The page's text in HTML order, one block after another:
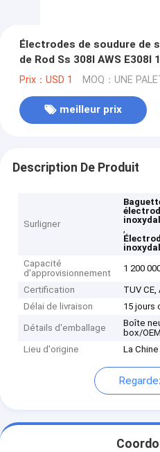
Électrodes de soudure de
de Rod Ss 308l AWS E308l
Prix：USD 1 MOQ：UNE
meilleur prix
Description De Produit
Surligner
,
Capacité
d'approvisionnement
1 200
Certification
TUV CE,
Délai de livraison
15 jours
Détails d'emballage
Boîte
box/
Lieu d'origine
La Chine